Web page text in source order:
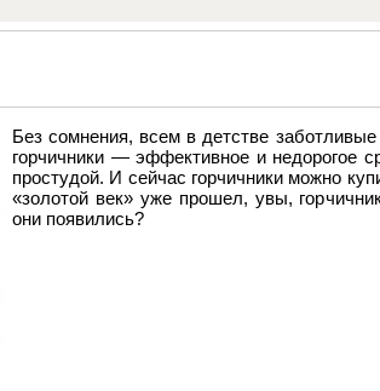
Без сомнения, всем в детстве
горчичники — эффективное и недорогое
простудой. И сейчас горчичники можно
«золотой век» уже прошел, увы,
они появились?